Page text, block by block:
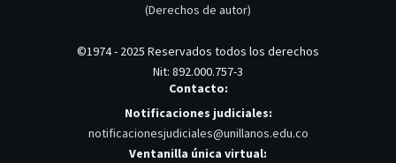
(Derechos de autor)
©1974 - 2025 Reservados todos los derechos
Nit: 892.000.757-3
Contacto:
Notificaciones judiciales:
notificacionesjudiciales@unillanos.edu.co
Ventanilla única virtual: